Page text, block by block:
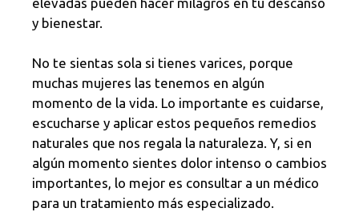
y bienestar.
No te sientas sola si tienes varices, porque
muchas mujeres las tenemos en algún
momento de la vida. Lo importante es cuidarse,
escucharse y aplicar estos pequeños remedios
naturales que nos regala la naturaleza. Y, si en
algún momento sientes dolor intenso o cambios
importantes, lo mejor es consultar a un médico
para un tratamiento más especializado.